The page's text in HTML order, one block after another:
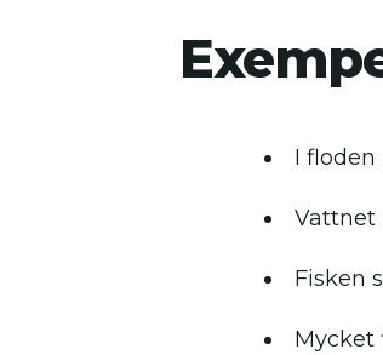
I floden
Vattnet
Fisken
Mycket